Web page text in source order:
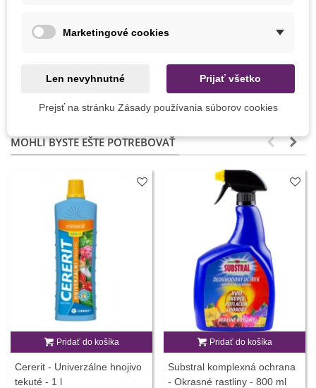
Vegetačné Obdobie Letničky
ean134099682188003
MOHLI BYSTE EŠTE POTREBOVAŤ
Pridať do košíka
Cererit - Univerzálne hnojivo
tekuté - 1 l
Pridať do košíka
Substral komplexná ochrana
- Okrasné rastliny - 800 ml
Marketingové cookies
Len nevyhnutné Prijať všetko
Prejsť na stránku Zásady používania súborov cookies